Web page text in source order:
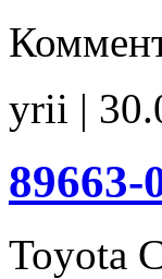
yrii |
89663-
Toyota